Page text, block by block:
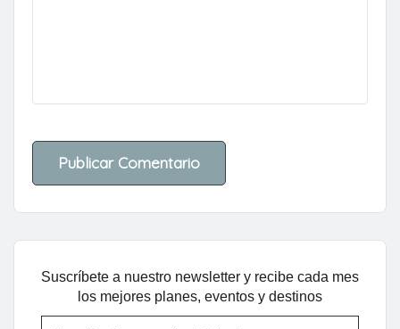
Suscríbete a nuestro newsletter y recibe cada mes
los mejores planes, eventos y destinos